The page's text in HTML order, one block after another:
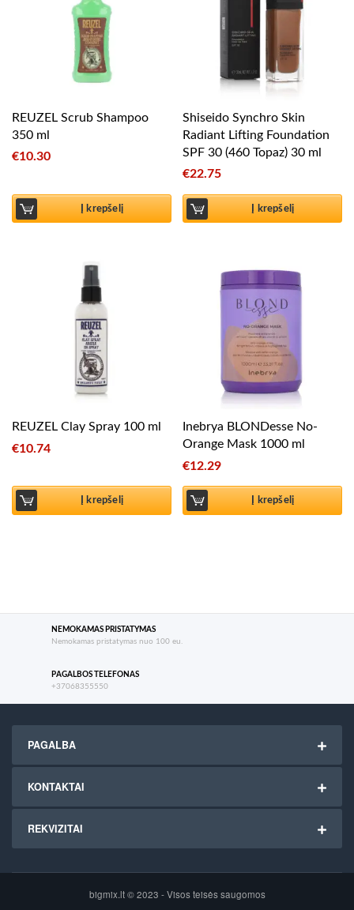
REUZEL Scrub Shampoo
350 ml
€10.30
Į krepšelį
Shiseido Synchro Skin
Radiant Lifting Foundation
SPF 30 (460 Topaz) 30 ml
€22.75
Į krepšelį
REUZEL Clay Spray 100 ml
€10.74
Į krepšelį
Inebrya BLONDesse No-
Orange Mask 1000 ml
€12.29
Į krepšelį
NEMOKAMAS PRISTATYMAS
Nemokamas pristatymas nuo 100 eu.
PAGALBOS TELEFONAS
+37068355550
PAGALBA
KONTAKTAI
REKVIZITAI
bigmix.lt © 2023 - Visos teisės saugomos